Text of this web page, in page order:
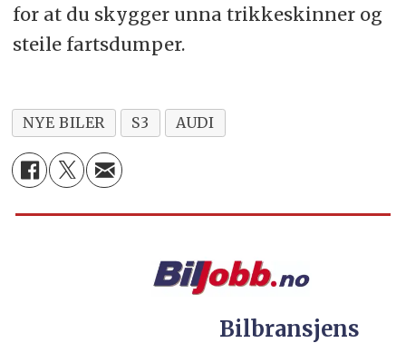
for at du skygger unna trikkeskinner og
steile fartsdumper.
NYE BILER S3 AUDI
Bilbransjens